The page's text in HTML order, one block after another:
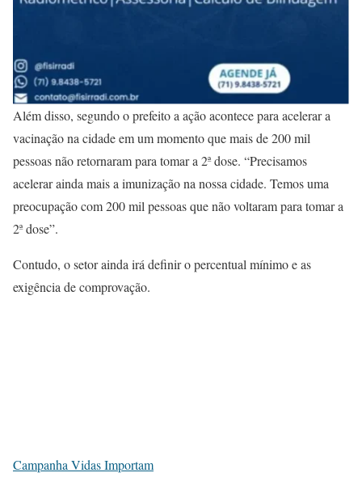
Além disso, segundo o prefeito a ação acontece para acelerar a
vacinação na cidade em um momento que mais de 200 mil
pessoas não retornaram para tomar a 2ª dose. “Precisamos
acelerar ainda mais a imunização na nossa cidade. Temos uma
preocupação com 200 mil pessoas que não voltaram para tomar a
2ª dose”.
Contudo, o setor ainda irá definir o percentual mínimo e as
exigência de comprovação.
Campanha Vidas Importam